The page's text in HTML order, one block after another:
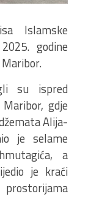
Islamske
godine
su ispred
gdje
Alija-
je selame
a
je kraći